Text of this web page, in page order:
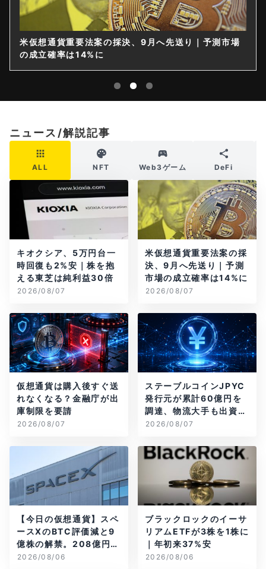
米仮想通貨重要法案の採決、9月へ先送り｜予測市場
の成立確率は14%に
ニュース/解説記事
ALL NFT Web3ゲーム DeFi
キオクシア、5万円台一
時回復も2%安｜株を抱
える東芝は純利益30倍
2026/08/07
米仮想通貨重要法案の採
決、9月へ先送り｜予測
市場の成立確率は14%に
2026/08/07
仮想通貨は購入後すぐ送
れなくなる？金融庁が出
庫制限を要請
2026/08/07
ステーブルコインJPYC
発行元が累計60億円を
調達、物流大手も出資参
画
2026/08/07
【今日の仮想通貨】スペ
ースXのBTC評価減と9
億株の解禁。208億円相
当のBTCが盗難
2026/08/06
ブラックロックのイーサ
リアムETFが3株を1株に
｜年初来37%安
2026/08/06